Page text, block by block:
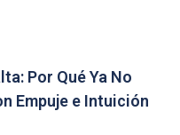
Por Qué Ya No
Empuje e Intuición